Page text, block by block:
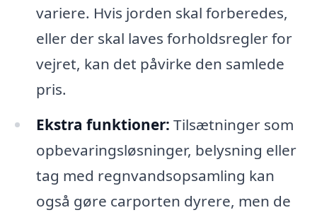
variere. Hvis jorden skal forberedes,
eller der skal laves forholdsregler for
vejret, kan det påvirke den samlede
pris.
Ekstra funktioner: Tilsætninger som
opbevaringsløsninger, belysning eller
tag med regnvandsopsamling kan
også gøre carporten dyrere, men de